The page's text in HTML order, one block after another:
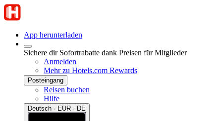
App herunterladen
Sichere dir Sofortrabatte dank Preisen für Mitglieder
Anmelden
Mehr zu Hotels.com Rewards
Posteingang
Reisen buchen
Hilfe
Deutsch · EUR · DE